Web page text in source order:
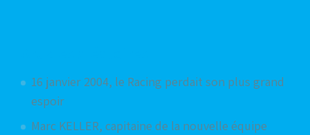
16 janvier 2004, le Racing perdait son plus grand
espoir
Marc KELLER, capitaine de la nouvelle équipe